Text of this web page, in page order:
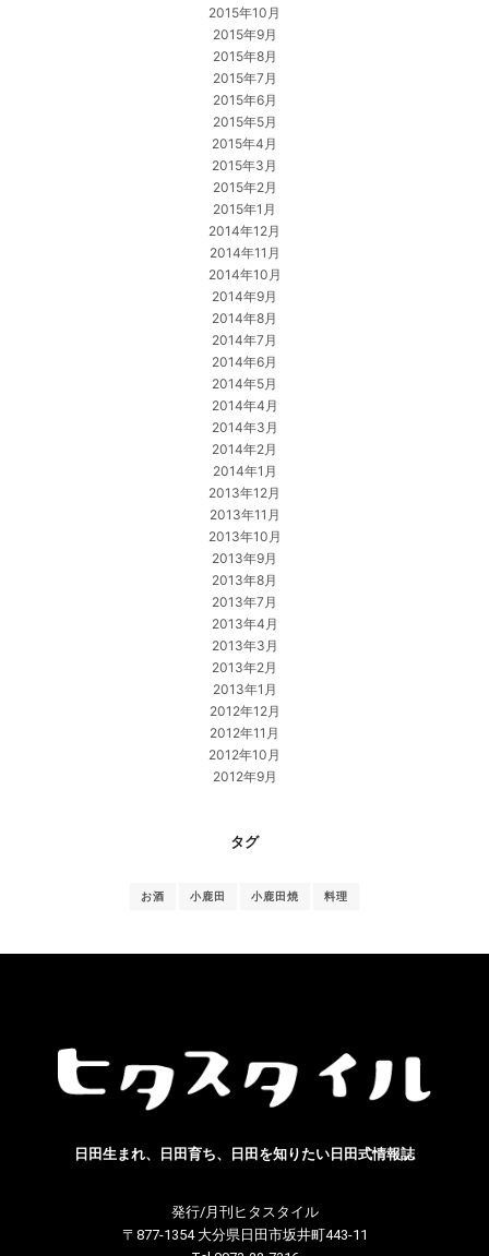
2015年10月
2015年9月
2015年8月
2015年7月
2015年6月
2015年5月
2015年4月
2015年3月
2015年2月
2015年1月
2014年12月
2014年11月
2014年10月
2014年9月
2014年8月
2014年7月
2014年6月
2014年5月
2014年4月
2014年3月
2014年2月
2014年1月
2013年12月
2013年11月
2013年10月
2013年9月
2013年8月
2013年7月
2013年4月
2013年3月
2013年2月
2013年1月
2012年12月
2012年11月
2012年10月
2012年9月
タグ
お酒 小鹿田 小鹿田焼 料理
日田生まれ、日田育ち、日田を知りたい日田式情報誌
発行/月刊ヒタスタイル
〒877-1354 大分県日田市坂井町443-11